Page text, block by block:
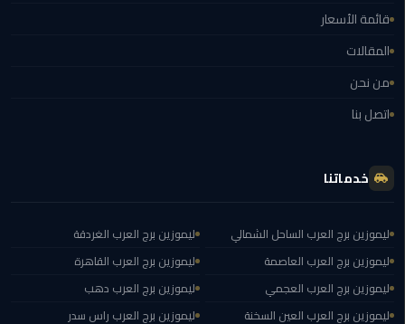
VIP
ايجار
سيارات
في
ليموزين
ليموزين
الشروق
قائمة الأسعار
المقالات
من نحن
اتصل بنا
خدماتنا
ليموزين برج العرب الساحل الشمالي
ليموزين برج العرب العاصمة
ليموزين برج العرب العجمي
ليموزين برج العرب العين السخنة
ليموزين برج العرب الغردقة
ليموزين برج العرب القاهرة
ليموزين برج العرب دهب
ليموزين برج العرب راس سدر